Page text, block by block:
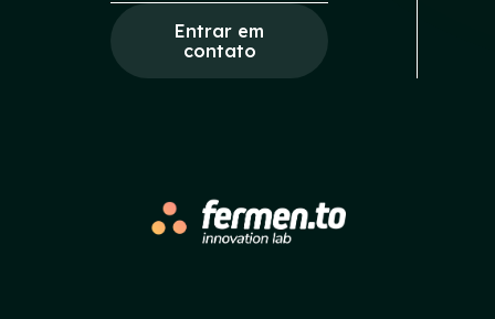
Entrar em
contato